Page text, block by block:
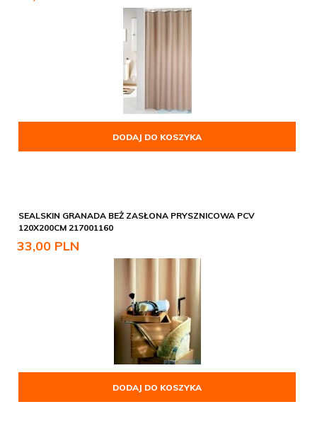
DODAJ DO KOSZYKA
SEALSKIN GRANADA BEŻ ZASŁONA PRYSZNICOWA PCV
120X200CM 217001160
33,00 PLN
DODAJ DO KOSZYKA